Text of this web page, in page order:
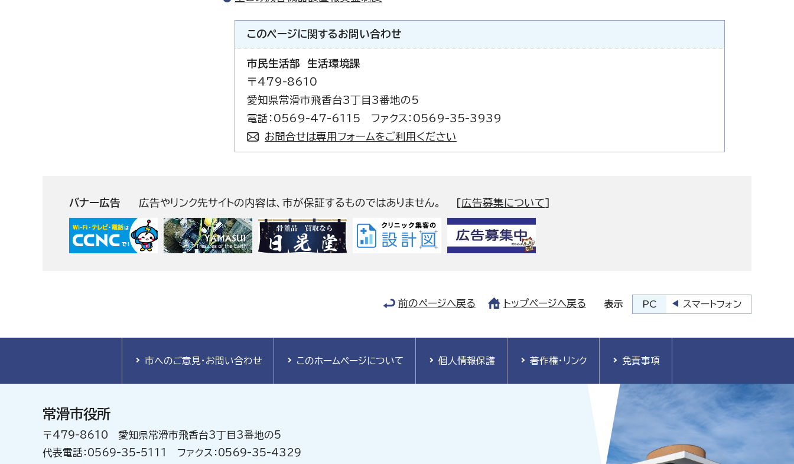
このページに関するお問い合わせ
市民生活部 生活環境課
〒479-8610
愛知県常滑市飛香台3丁目3番地の5
電話：0569-47-6115 ファクス：0569-35-3939
お問合せは専用フォームをご利用ください
バナー広告 広告やリンク先サイトの内容は、市が保証するものではありません。 [広告募集について]
前のページへ戻る トップページへ戻る 表示 PC スマートフォン
市へのご意見・お問い合わせ このホームページについて 個人情報保護 著作権・リンク 免責事項
常滑市役所
〒479-8610 愛知県常滑市飛香台3丁目3番地の5
代表電話：0569-35-5111 ファクス：0569-35-4329